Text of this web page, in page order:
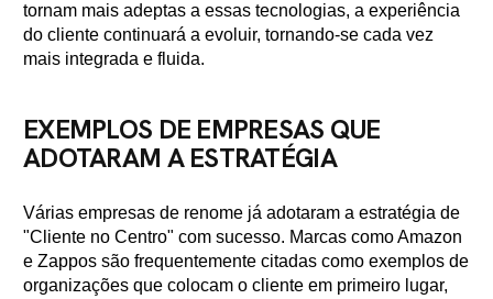
tornam mais adeptas a essas tecnologias, a experiência
do cliente continuará a evoluir, tornando-se cada vez
mais integrada e fluida.
EXEMPLOS DE EMPRESAS QUE
ADOTARAM A ESTRATÉGIA
Várias empresas de renome já adotaram a estratégia de
"Cliente no Centro" com sucesso. Marcas como Amazon
e Zappos são frequentemente citadas como exemplos de
organizações que colocam o cliente em primeiro lugar,